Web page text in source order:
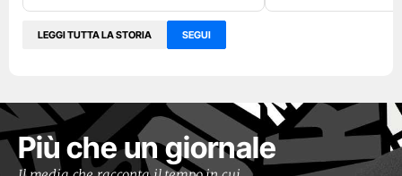
LEGGI TUTTA LA STORIA SEGUI
Più che un giornale